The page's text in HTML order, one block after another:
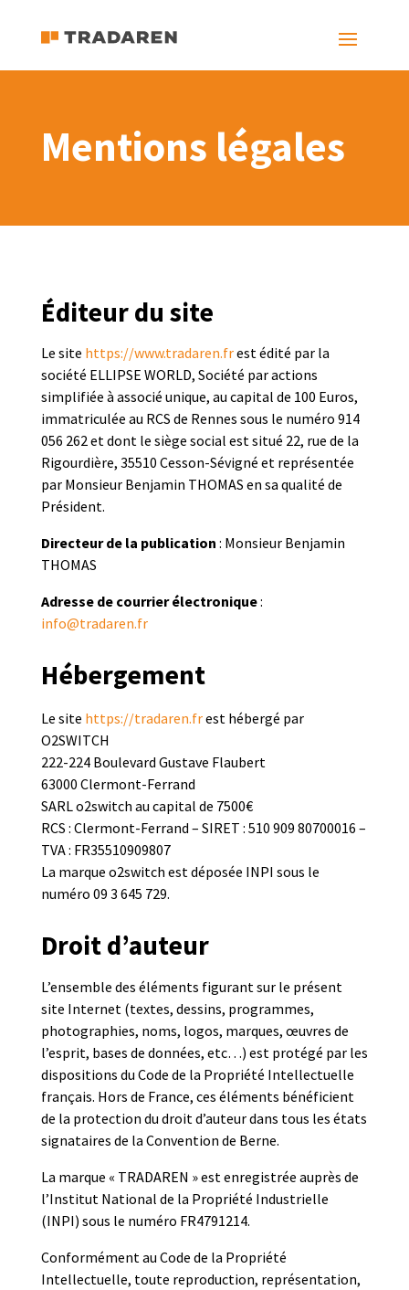
Mentions légales
Éditeur du site
Le site https://www.tradaren.frest édité par la
société ELLIPSE WORLD, Société par actions
simplifiée à associé unique, au capital de 100 Euros,
immatriculée au RCS de Rennes sous le numéro 914
056 262 et dont le siège social est situé 22, rue de la
Rigourdière, 35510 Cesson-Sévigné et représentée
par Monsieur Benjamin THOMAS en sa qualité de
Président.
Directeur de la publication : Monsieur Benjamin
THOMAS
Adresse de courrier électronique:
info@tradaren.fr
Hébergement
Le site https://tradaren.frest hébergé par
O2SWITCH
222-224 Boulevard Gustave Flaubert
63000 Clermont-Ferrand
SARL o2switch au capital de 7500€
RCS : Clermont-Ferrand – SIRET : 510 909 80700016 –
TVA : FR35510909807
La marque o2switch est déposée INPI sous le
numéro 09 3 645 729.
Droit d’auteur
L’ensemble des éléments figurant sur le présent
site Internet (textes, dessins, programmes,
photographies, noms, logos, marques, œuvres de
l’esprit, bases de données, etc…) est protégé par les
dispositions du Code de la Propriété Intellectuelle
français. Hors de France, ces éléments bénéficient
de la protection du droit d’auteur dans tous les états
signataires de la Convention de Berne.
La marque « TRADAREN » est enregistrée auprès de
l’Institut National de la Propriété Industrielle
(INPI) sous le numéro FR4791214.
Conformément au Code de la Propriété
Intellectuelle, toute reproduction, représentation,